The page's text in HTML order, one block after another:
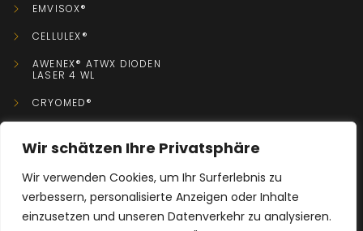
Wir schätzen Ihre Privatsphäre
Wir verwenden Cookies, um Ihr Surferlebnis zu
verbessern, personalisierte Anzeigen oder Inhalte
einzusetzen und unseren Datenverkehr zu analysieren.
EMVISOX®
CELLULEX®
AWENEX® ATWX DIODEN
LASER 4 WL
CRYOMED®
KONTAKT
+49 0152 08779755